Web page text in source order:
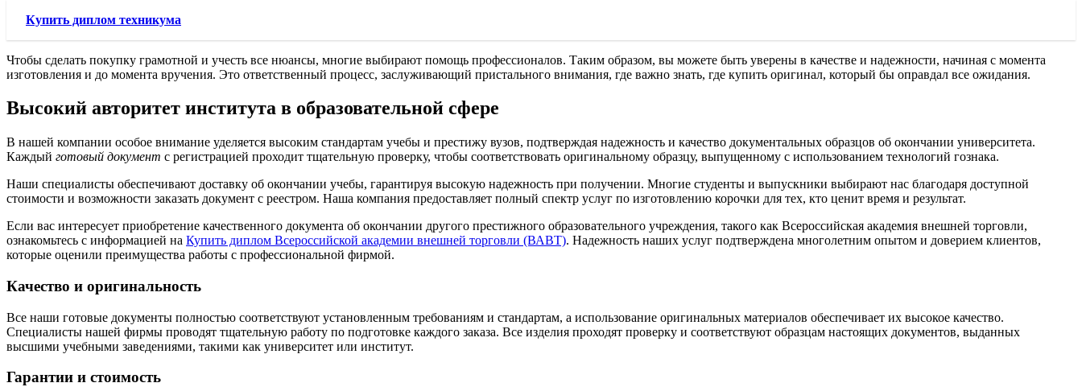
Купить диплом техникума
Чтобы сделать покупку грамотной и учесть все нюансы, многие выбирают помощь профессионалов. Таким образом, вы можете быть уверены в качестве и надежности, начиная с момента
изготовления и до момента вручения. Это ответственный процесс, заслуживающий пристального внимания, где важно знать, где купить оригинал, который бы оправдал все ожидания.
Высокий авторитет института в образовательной сфере
В нашей компании особое внимание уделяется высоким стандартам учебы и престижу вузов, подтверждая надежность и качество документальных образцов об окончании университета.
Каждый готовый документ с регистрацией проходит тщательную проверку, чтобы соответствовать оригинальному образцу, выпущенному с использованием технологий гознака.
Наши специалисты обеспечивают доставку об окончании учебы, гарантируя высокую надежность при получении. Многие студенты и выпускники выбирают нас благодаря доступной
стоимости и возможности заказать документ с реестром. Наша компания предоставляет полный спектр услуг по изготовлению корочки для тех, кто ценит время и результат.
Если вас интересует приобретение качественного документа об окончании другого престижного образовательного учреждения, такого как Всероссийская академия внешней торговли,
ознакомьтесь с информацией на Купить диплом Всероссийской академии внешней торговли (ВАВТ). Надежность наших услуг подтверждена многолетним опытом и доверием клиентов,
которые оценили преимущества работы с профессиональной фирмой.
Качество и оригинальность
Все наши готовые документы полностью соответствуют установленным требованиям и стандартам, а использование оригинальных материалов обеспечивает их высокое качество.
Специалисты нашей фирмы проводят тщательную работу по подготовке каждого заказа. Все изделия проходят проверку и соответствуют образцам настоящих документов, выданных
высшими учебными заведениями, такими как университет или институт.
Гарантии и стоимость